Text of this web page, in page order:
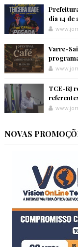
dia 14 de
Varre-
TCE-RJ
NOVAS